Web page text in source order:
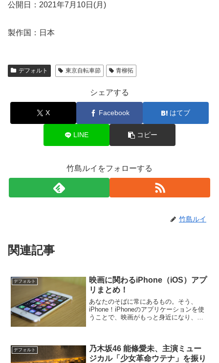
公開日：2021年7月10日(月)
製作国：日本
デフォルト 東京自転車節 青柳拓
シェアする
X Facebook はてブ
LINE コピー
竹島ルイをフォローする
竹島ルイ
関連記事
デフォルト
映画に関わるiPhone（iOS）アプ
リまとめ！
あなたのそばに常にあるもの。そう、
iPhone！iPhoneのアプリケーションを使
うことで、映画がもっと身近になり、も
を観てSNS...
デフォルト
乃木坂46 能條愛未、主演ミュー
ジカル「少女革命ウテナ」を振り